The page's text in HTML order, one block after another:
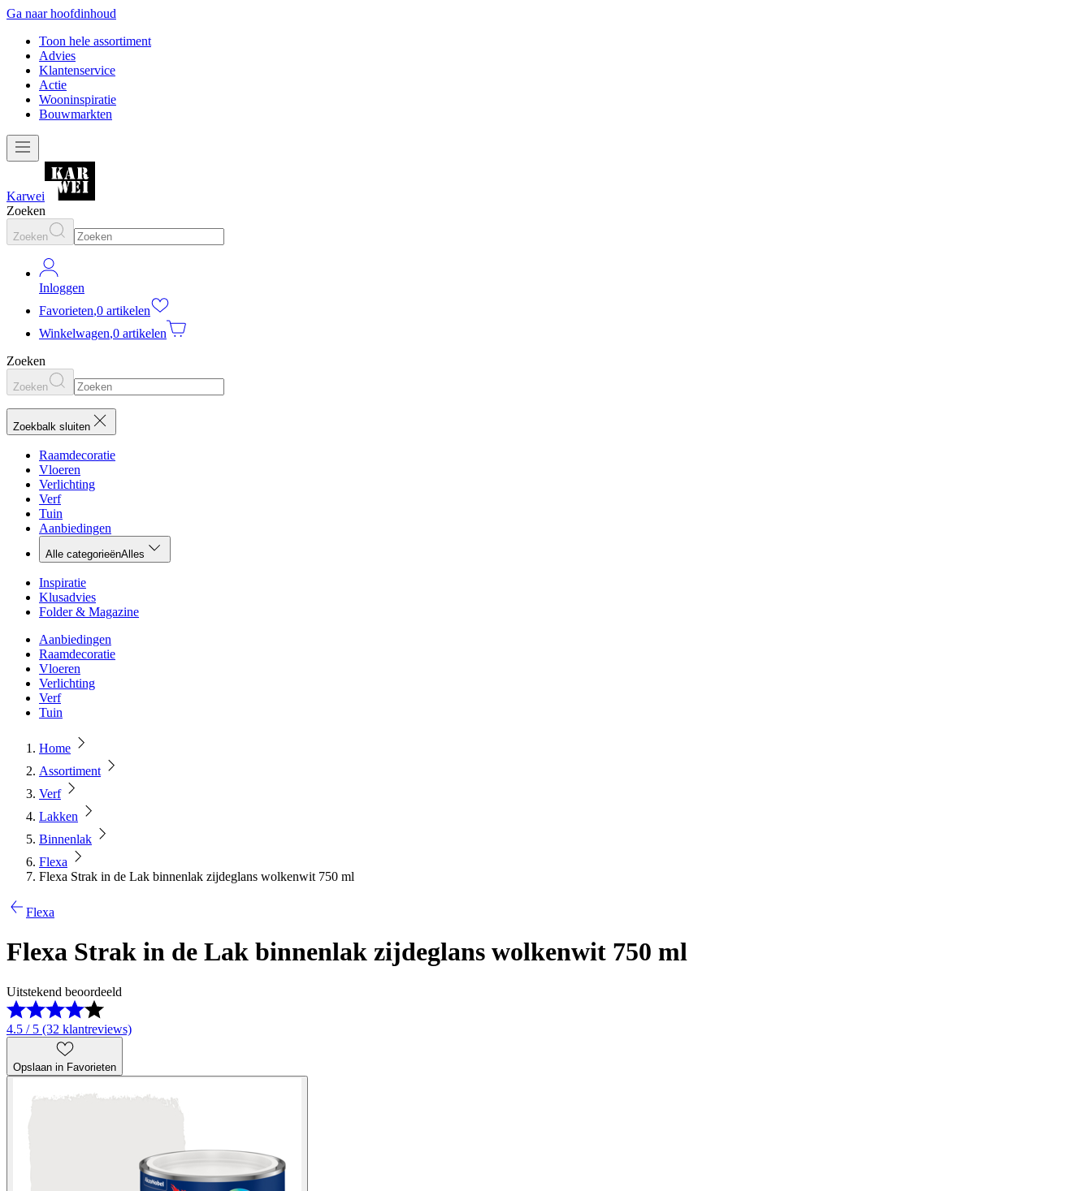
Ga naar hoofdinhoud
Toon hele assortiment
Advies
Klantenservice
Actie
Wooninspiratie
Bouwmarkten
Karwei
Zoeken
Zoeken
Inloggen
Favorieten,0 artikelen
Winkelwagen,0 artikelen
Zoeken
Zoeken
Zoekbalk sluiten
Raamdecoratie
Vloeren
Verlichting
Verf
Tuin
Aanbiedingen
Alle categorieënAlles
Inspiratie
Klusadvies
Folder & Magazine
Aanbiedingen
Raamdecoratie
Vloeren
Verlichting
Verf
Tuin
Home
Assortiment
Verf
Lakken
Binnenlak
Flexa
Flexa Strak in de Lak binnenlak zijdeglans wolkenwit 750 ml
Flexa
Flexa Strak in de Lak binnenlak zijdeglans wolkenwit 750 ml
Uitstekend beoordeeld
4.5 / 5 (32 klantreviews)
Opslaan in Favorieten